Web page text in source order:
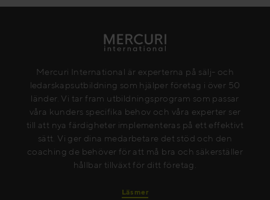
Mercuri International är experterna på sälj- och
ledarskapsutbildning som hjälper företag i över 50
länder. Vi tar fram utbildningsprogram som passar
våra kunders specifika behov och våra experter ser
till att nya färdigheter implementeras på ett effektivt
sätt. Vi ger dina medarbetare det stöd och den
coaching de behöver för att må bra och säkerställer
hållbar tillväxt för ditt företag.
Läs mer